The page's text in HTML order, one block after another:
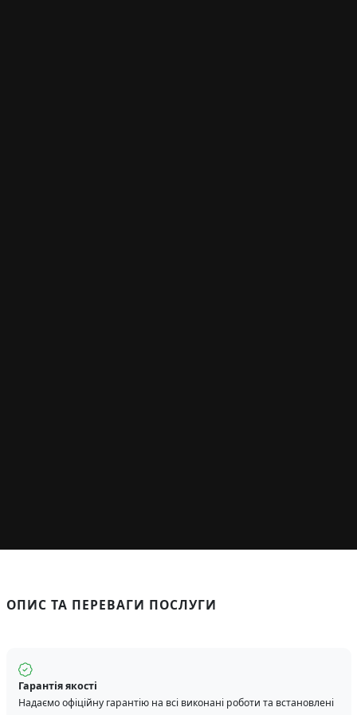
ОПИС ТА ПЕРЕВАГИ ПОСЛУГИ
Гарантія якості
Надаємо офіційну гарантію на всі виконані роботи та встановлені